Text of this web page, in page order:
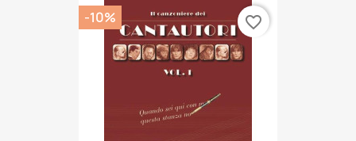
-10% favorite_border